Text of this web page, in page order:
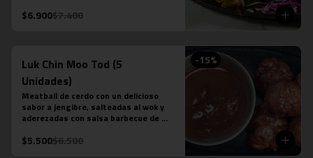
azúcar de palma, semillas de cilantro,
$6.900$7.400
-15%
Luk Chin Moo Tod (5
Unidades)
Meatball de cerdo con un delicioso
sabor a jengibre, salteadas al wok y
aderezadas con salsa barbecue de
$5.500$6.500